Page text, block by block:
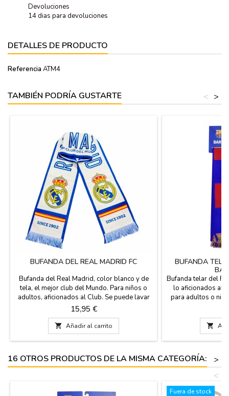
Devoluciones
14 dias para devoluciones
DETALLES DE PRODUCTO
Referencia ATM4
TAMBIÉN PODRÍA GUSTARTE >
<
BUFANDA DEL REAL MADRID FC
Bufanda del Real Madrid, color blanco y de
tela, el mejor club del Mundo. Para niños o
adultos, aficionados al Club. Se puede lavar
en frio a maquina. Producto oficial. Medidas:
140 cm. de largo y 20 cm. de ancho Peso 140
gr.
Precio
15,95 €
 Añadir al carrito
BUFANDA
Bufanda telar del
lo aficionados al
para adultos o
copyright del
logo sobre fondo
cm. de

16 OTROS PRODUCTOS DE LA MISMA CATEGORÍA:
>
<
Fuera de stock